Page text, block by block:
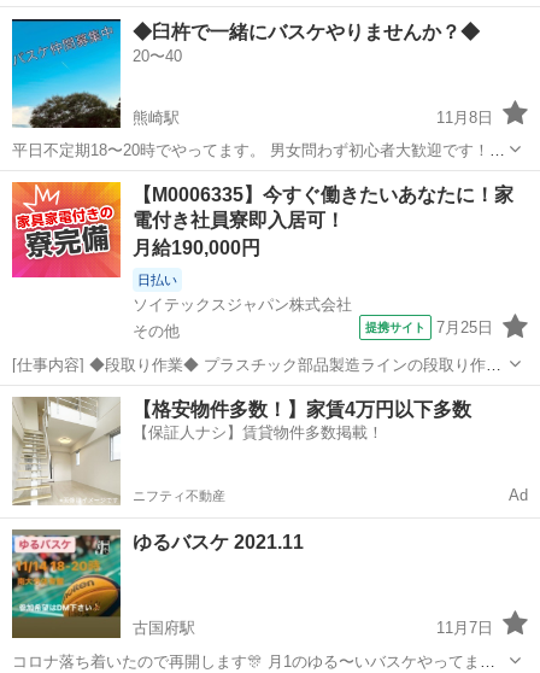
夜にやってます ガチでバスケットやりたい方は物足りないですか
ら ガチチームにお願いします あくまでバスケット で体動かしたい
かた募集です 女の子も多数在籍して...
大分 大分市 牧駅 バスケットボール
◆臼杵で一緒にバスケやりませんか？◆
20〜40
熊崎駅
11月8日
平日不定期18〜20時でやってます。 男女問わず初心者大歓迎です！
◆半数が初心者です◆ 最初30分ほどアップ&練習あとはゲームです。
11月予定 9日火曜日 16日火曜日 23日火曜日 ボールなどはありますの
で シュー...
大分 臼杵市 熊崎駅 バスケットボール バスケ
【M0006335】今すぐ働きたいあなたに！家
電付き社員寮即入居可！
月給190,000円
日払い
ソイテックスジャパン株式会社
その他
提携サイト 7月25日
[仕事内容] ◆段取り作業◆ プラスチック部品製造ラインの段取り作業
です。 ※前段取り: 機械の設定変更や金型の切り替えなど ※材料の補
充・運搬 慣れるまで指導しますので、初心者も大丈夫です! 【STJ-
A】 リモート面...
大分 その他 工場
【格安物件多数！】家賃4万円以下多数
【保証人ナシ】賃貸物件多数掲載！
ニフティ不動産 Ad
ゆるバスケ 2021.11
古国府駅
11月7日
コロナ落ち着いたので再開します🎊 月1のゆる〜いバスケやってます